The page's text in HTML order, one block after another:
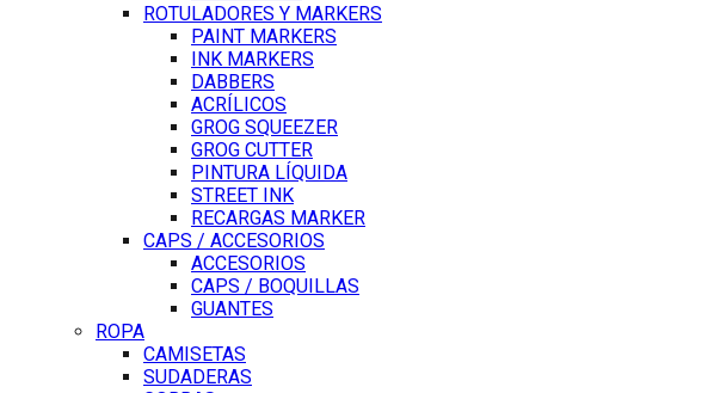
ROTULADORES Y MARKERS
PAINT MARKERS
INK MARKERS
DABBERS
ACRÍLICOS
GROG SQUEEZER
GROG CUTTER
PINTURA LÍQUIDA
STREET INK
RECARGAS MARKER
CAPS / ACCESORIOS
ACCESORIOS
CAPS / BOQUILLAS
GUANTES
ROPA
CAMISETAS
SUDADERAS